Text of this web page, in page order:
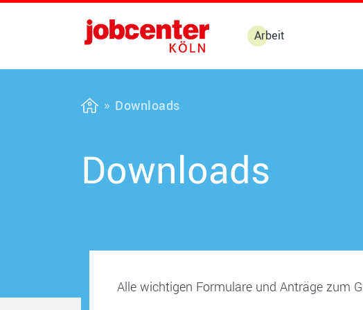
Arbeit
Downloads
Downloads
Alle wichtigen Formulare und Anträge zum